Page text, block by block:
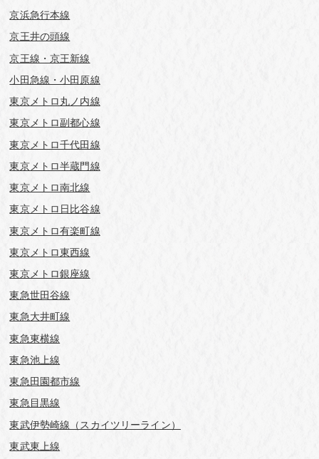
京浜急行本線
京王井の頭線
京王線・京王新線
小田急線・小田原線
東京メトロ丸ノ内線
東京メトロ副都心線
東京メトロ千代田線
東京メトロ半蔵門線
東京メトロ南北線
東京メトロ日比谷線
東京メトロ有楽町線
東京メトロ東西線
東京メトロ銀座線
東急世田谷線
東急大井町線
東急東横線
東急池上線
東急田園都市線
東急目黒線
東武伊勢崎線（スカイツリーライン）
東武東上線